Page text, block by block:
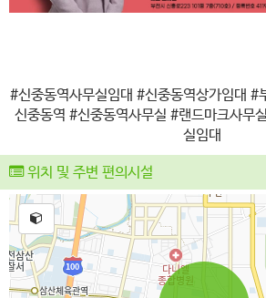
#신중동역사무실임대 #신중동역상가임대 #
신중동역 #신중동역사무실 #랜드마크사무
실임대
위치 및 주변 편의시설